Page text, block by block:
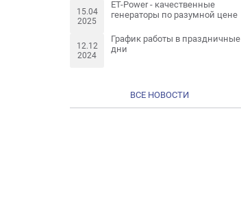
15.04
2025
ET-Power - качественные
генераторы по разумной цене
12.12
2024
График работы в праздничные
дни
ВСЕ НОВОСТИ